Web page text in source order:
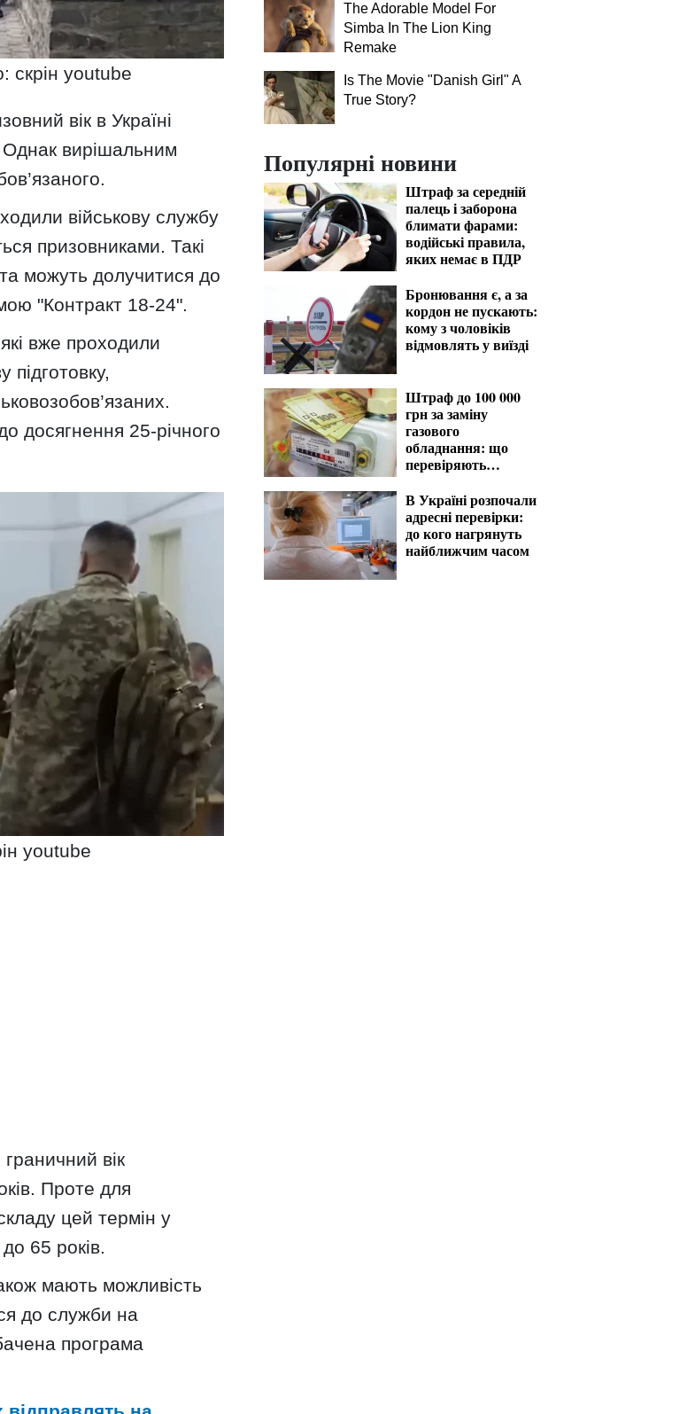
скрін youtube
вік в Україні
Однак вирішальним
військову службу
призовниками. Такі
та можуть долучитися до
"Контракт 18-24".
вже проходили
підготовку,
досягнення 25-річного
youtube
вік
Проте для
цей термін у
65 років.
мають можливість
до служби на
програма
The Adorable Model For
Simba In The Lion King
Remake
Is The Movie "Danish Girl" A
True Story?
Популярні новини
Штраф за середній
палець і заборона
блимати фарами:
водійські правила,
яких немає в ПДР
Бронювання є, а за
кордон не пускають:
кому з чоловіків
відмовлять у виїзді
Штраф до 100 000
грн за заміну
газового
обладнання: що
перевіряють
В Україні розпочали
адресні перевірки:
до кого нагрянуть
найближчим часом